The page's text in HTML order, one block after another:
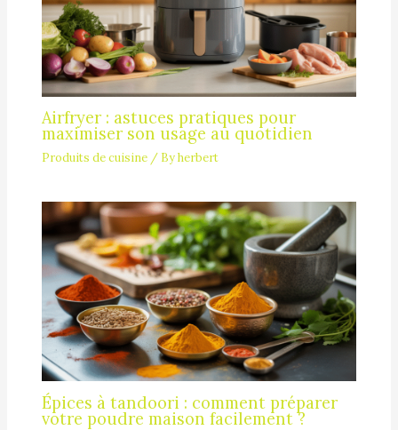
Airfryer : astuces pratiques pour
maximiser son usage au quotidien
Produits de cuisine / Byherbert
Épices à tandoori : comment préparer
votre poudre maison facilement ?